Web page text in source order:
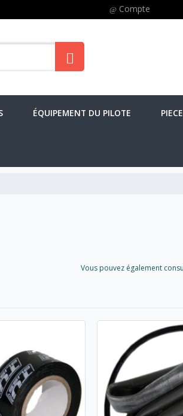
Compte
ÉQUIPEMENT DU PILOTE
Vous pouvez également